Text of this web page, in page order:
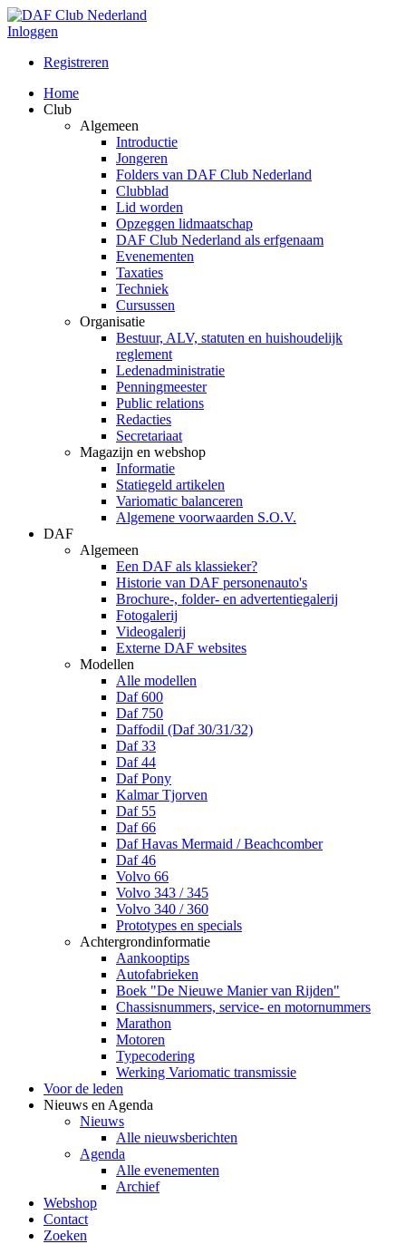
Inloggen
Registreren
Home
Club
Algemeen
Introductie
Jongeren
Folders van DAF Club Nederland
Clubblad
Lid worden
Opzeggen lidmaatschap
DAF Club Nederland als erfgenaam
Evenementen
Taxaties
Techniek
Cursussen
Organisatie
Bestuur, ALV, statuten en huishoudelijk
reglement
Ledenadministratie
Penningmeester
Public relations
Redacties
Secretariaat
Magazijn en webshop
Informatie
Statiegeld artikelen
Variomatic balanceren
Algemene voorwaarden S.O.V.
DAF
Algemeen
Een DAF als klassieker?
Historie van DAF personenauto's
Brochure-, folder- en advertentiegalerij
Fotogalerij
Videogalerij
Externe DAF websites
Modellen
Alle modellen
Daf 600
Daf 750
Daffodil (Daf 30/31/32)
Daf 33
Daf 44
Daf Pony
Kalmar Tjorven
Daf 55
Daf 66
Daf Havas Mermaid / Beachcomber
Daf 46
Volvo 66
Volvo 343 / 345
Volvo 340 / 360
Prototypes en specials
Achtergrondinformatie
Aankooptips
Autofabrieken
Boek "De Nieuwe Manier van Rijden"
Chassisnummers, service- en motornummers
Marathon
Motoren
Typecodering
Werking Variomatic transmissie
Voor de leden
Nieuws en Agenda
Nieuws
Alle nieuwsberichten
Agenda
Alle evenementen
Archief
Webshop
Contact
Zoeken